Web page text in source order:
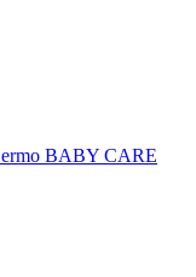
BABY CARE